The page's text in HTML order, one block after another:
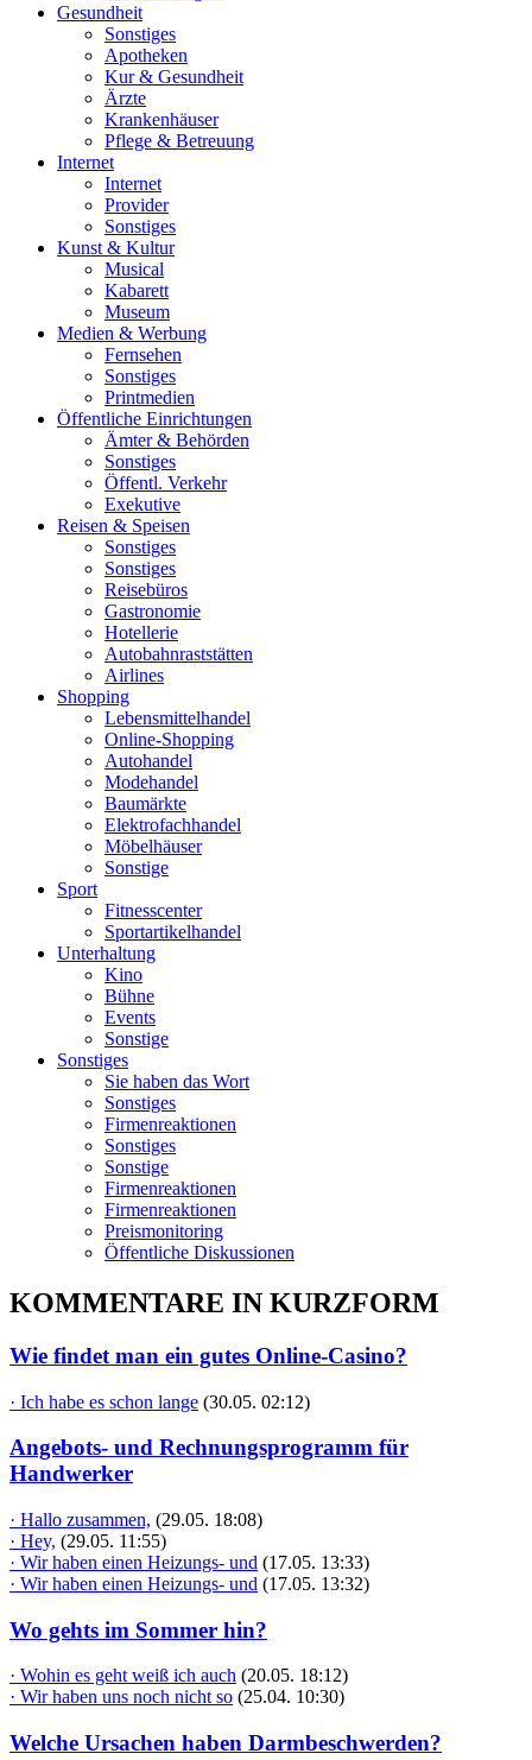
Gesundheit
Sonstiges
Apotheken
Kur & Gesundheit
Ärzte
Krankenhäuser
Pflege & Betreuung
Internet
Internet
Provider
Sonstiges
Kunst & Kultur
Musical
Kabarett
Museum
Medien & Werbung
Fernsehen
Sonstiges
Printmedien
Öffentliche Einrichtungen
Ämter & Behörden
Sonstiges
Öffentl. Verkehr
Exekutive
Reisen & Speisen
Sonstiges
Sonstiges
Reisebüros
Gastronomie
Hotellerie
Autobahnraststätten
Airlines
Shopping
Lebensmittelhandel
Online-Shopping
Autohandel
Modehandel
Baumärkte
Elektrofachhandel
Möbelhäuser
Sonstige
Sport
Fitnesscenter
Sportartikelhandel
Unterhaltung
Kino
Bühne
Events
Sonstige
Sonstiges
Sie haben das Wort
Sonstiges
Firmenreaktionen
Sonstiges
Sonstige
Firmenreaktionen
Firmenreaktionen
Preismonitoring
Öffentliche Diskussionen
KOMMENTARE IN KURZFORM
Wie findet man ein gutes Online-Casino?
· Ich habe es schon lange (30.05. 02:12)
Angebots- und Rechnungsprogramm für
Handwerker
· Hallo zusammen, (29.05. 18:08)
· Hey, (29.05. 11:55)
· Wir haben einen Heizungs- und (17.05. 13:33)
· Wir haben einen Heizungs- und (17.05. 13:32)
Wo gehts im Sommer hin?
· Wohin es geht weiß ich auch (20.05. 18:12)
· Wir haben uns noch nicht so (25.04. 10:30)
Welche Ursachen haben Darmbeschwerden?